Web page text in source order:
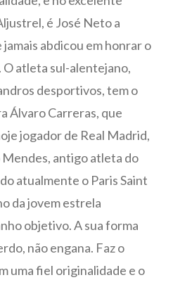
é José Neto a
abdicou em honrar o
atleta sul-alentejano,
desportivos, tem o
Álvaro Carreras, que
jogador de Real Madrid,
Mendes, antigo atleta do
atualmente o Paris Saint
da jovem estrela
objetivo. A sua forma
não engana. Faz o
uma fiel originalidade e o